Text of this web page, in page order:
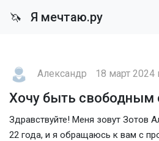
🦄 Я мечтаю.ру
Александр 18 март 2024
Хочу быть свободным
Здравствуйте! Меня зовут Зотов
22 года, и я обращаюсь к вам с